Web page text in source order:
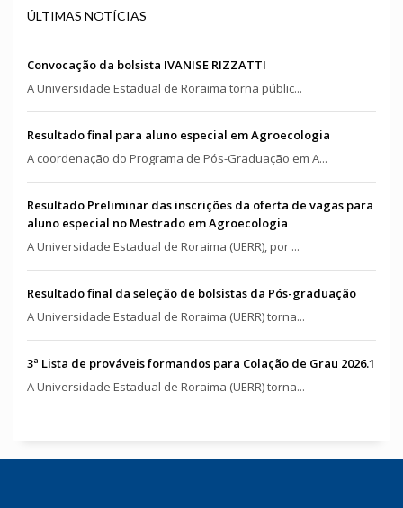
ÚLTIMAS NOTÍCIAS
Convocação da bolsista IVANISE RIZZATTI
A Universidade Estadual de Roraima torna públic...
Resultado final para aluno especial em Agroecologia
A coordenação do Programa de Pós-Graduação em A...
Resultado Preliminar das inscrições da oferta de vagas para
aluno especial no Mestrado em Agroecologia
A Universidade Estadual de Roraima (UERR), por ...
Resultado final da seleção de bolsistas da Pós-graduação
A Universidade Estadual de Roraima (UERR) torna...
3ª Lista de prováveis formandos para Colação de Grau 2026.1
A Universidade Estadual de Roraima (UERR) torna...